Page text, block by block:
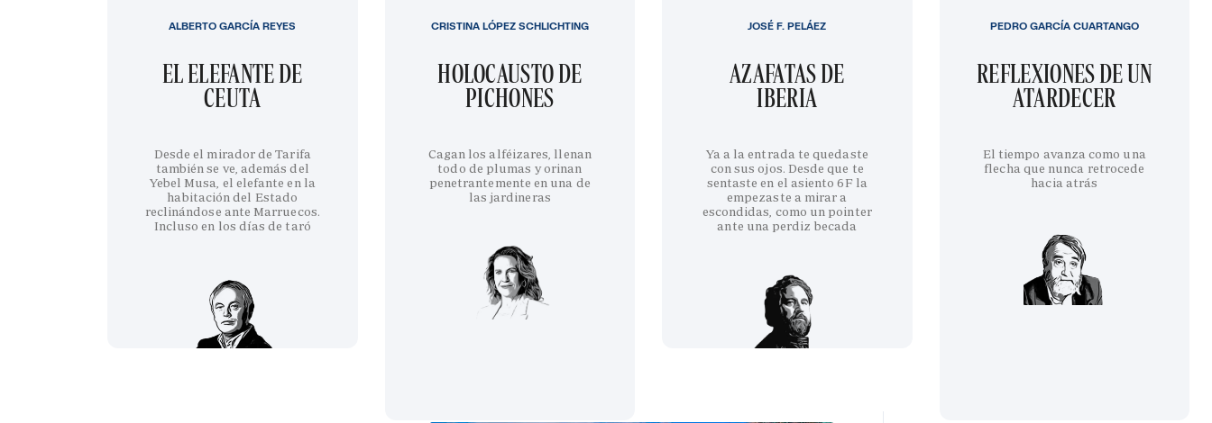
EL ELEFANTE DE
CEUTA
Desde el mirador de Tarifa
también se ve, además del
Yebel Musa, el elefante en la
habitación del Estado
reclinándose ante Marruecos.
Incluso en los días de taró
ALBERTO GARCÍA REYES
HOLOCAUSTO DE
PICHONES
Cagan los alféizares, llenan
todo de plumas y orinan
penetrantemente en una de
las jardineras
CRISTINA LÓPEZ SCHLICHTING
AZAFATAS DE
IBERIA
Ya a la entrada te quedaste
con sus ojos. Desde que te
sentaste en el asiento 6F la
empezaste a mirar a
escondidas, como un pointer
ante una perdiz becada
JOSÉ F. PELÁEZ
REFLEXIONES DE UN
ATARDECER
El tiempo avanza como una
flecha que nunca retrocede
hacia atrás
PEDRO GARCÍA CUARTANGO